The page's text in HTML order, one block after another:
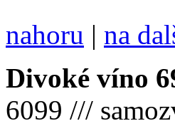
nahoru | na
Divoké víno
6099 ///